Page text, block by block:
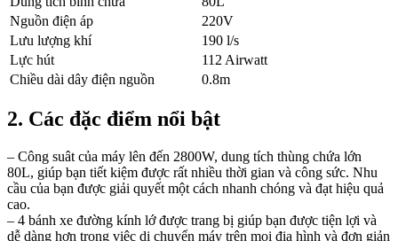
Nguồn điện áp
220V
Lưu lượng khí
190 l/s
Lực hút
112 Airwatt
Chiều dài dây điện nguồn
0.8m
2. Các đặc điểm nổi bật
– Công suât của máy lên đến 2800W, dung tích thùng chứa lớn
80L, giúp bạn tiết kiệm được rất nhiều thời gian và công sức. Nhu
cầu của bạn được giải quyết một cách nhanh chóng và đạt hiệu quả
cao.
– 4 bánh xe đường kính lớ được trang bị giúp bạn được tiện lợi và
dễ dàng hơn trong việc di chuyển máy trên mọi địa hình và đơn giản